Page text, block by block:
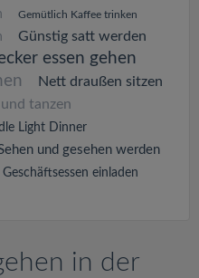
Gemütlich Kaffee trinken
Günstig satt werden
essen gehen
Nett draußen sitzen
tanzen
Light Dinner
und gesehen werden
einladen
in der